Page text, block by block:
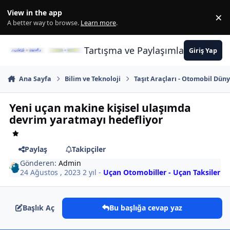
View in the app
A better way to browse. Learn more. ×
Tartışma ve PaylaşımlarınGiriş Yap
Ana Sayfa Bilim ve Teknoloji Taşıt Araçları - Otomobil
Yeni uçan makine kişisel ulaşımda
devrim yaratmayı hedefliyor
Paylaş
Takipçiler
Gönderen:Admin
24 Ağustos , 2023 2 yıl - Uçan Otomobiller - Uçan Taksiler
Başlık Aç Bu başlığa cevap yaz